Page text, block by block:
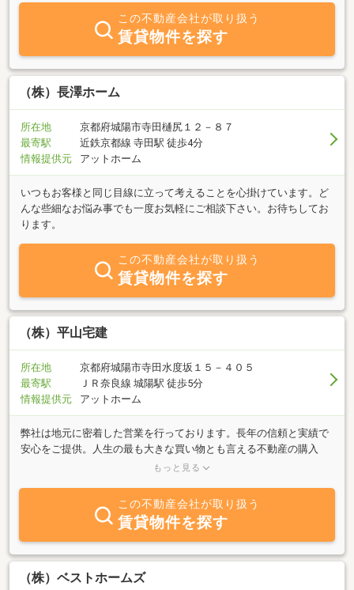
この不動産会社が取り扱う
賃貸物件を探す
（株）長澤ホーム
所在地
京都府城陽市寺田樋尻１２－８７
最寄駅
近鉄京都線 寺田駅 徒歩4分
情報提供元
アットホーム
いつもお客様と同じ目線に立って考えることを心掛けています。ど
んな些細なお悩み事でも一度お気軽にご相談下さい。お待ちしてお
ります。
この不動産会社が取り扱う
賃貸物件を探す
（株）平山宅建
所在地
京都府城陽市寺田水度坂１５－４０５
最寄駅
ＪＲ奈良線 城陽駅 徒歩5分
情報提供元
アットホーム
弊社は地元に密着した営業を行っております。長年の信頼と実績で
安心をご提供。人生の最も大きな買い物とも言える不動産の購入
や、賃貸、またリフォームもしておりますので改装や新築等何でも
添った形で、皆様の夢を実現するべく精一杯頑張ります。地元の皆
様と深く、長く、早くをモットーに、これからも頼って頂ける会社
で在り続けられるようスタッフ一同努めて参りますので、是非お気
軽にご連絡下さい。■オンライン見学会ご予約受付中■ZOOM、
GoogleMeetなどを通してお客様がご来場せずに、内見が可能で
す。実際にご来場することが困難なお客様にも、現地で内覧するの
もっと見る
この不動産会社が取り扱う
賃貸物件を探す
（株）ベストホームズ